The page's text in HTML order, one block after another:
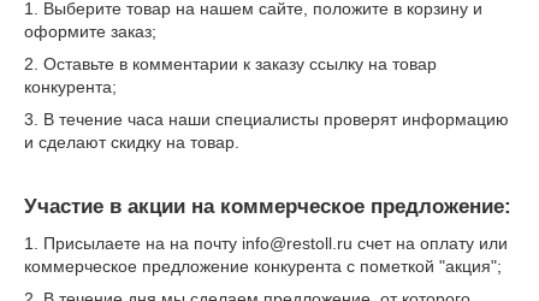
1. Выберите товар на нашем сайте, положите в корзину и
оформите заказ;
2. Оставьте в комментарии к заказу ссылку на товар
конкурента;
3. В течение часа наши специалисты проверят информацию
и сделают скидку на товар.
Участие в акции на коммерческое предложение:
1. Присылаете на на почту info@restoll.ru счет на оплату или
коммерческое предложение конкурента с пометкой "акция";